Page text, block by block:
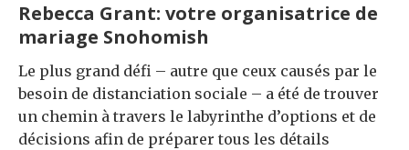
Rebecca Grant: votre organisatrice de
mariage Snohomish
Le plus grand défi – autre que ceux causés par le
besoin de distanciation sociale – a été de trouver
un chemin à travers le labyrinthe d’options et de
décisions afin de préparer tous les détails